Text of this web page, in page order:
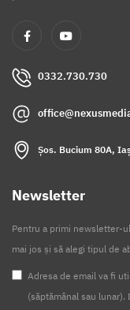
0332.730.730
Șos. Bucium 80A,
Newsletter
Pentru a primi newsletter-
mai jos și să alegi tipul de
Adresa de email va fi
(săptămânal sau